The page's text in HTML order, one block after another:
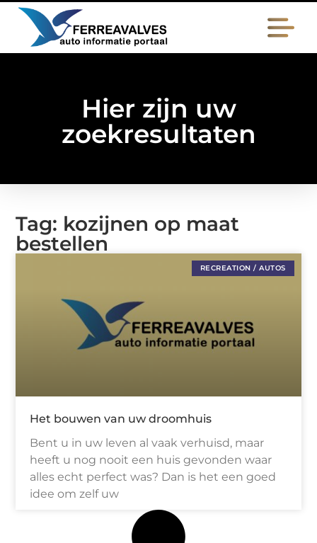
Hier zijn uw
zoekresultaten
Tag: kozijnen op maat
bestellen
RECREATION / AUTOS
Het bouwen van uw droomhuis
Bent u in uw leven al vaak verhuisd, maar
heeft u nog nooit een huis gevonden waar
alles echt perfect was? Dan is het een goed
idee om zelf uw